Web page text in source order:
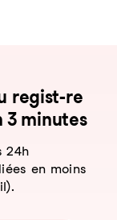
re­gist-re
3 mi­nu­tes
24h
en moins